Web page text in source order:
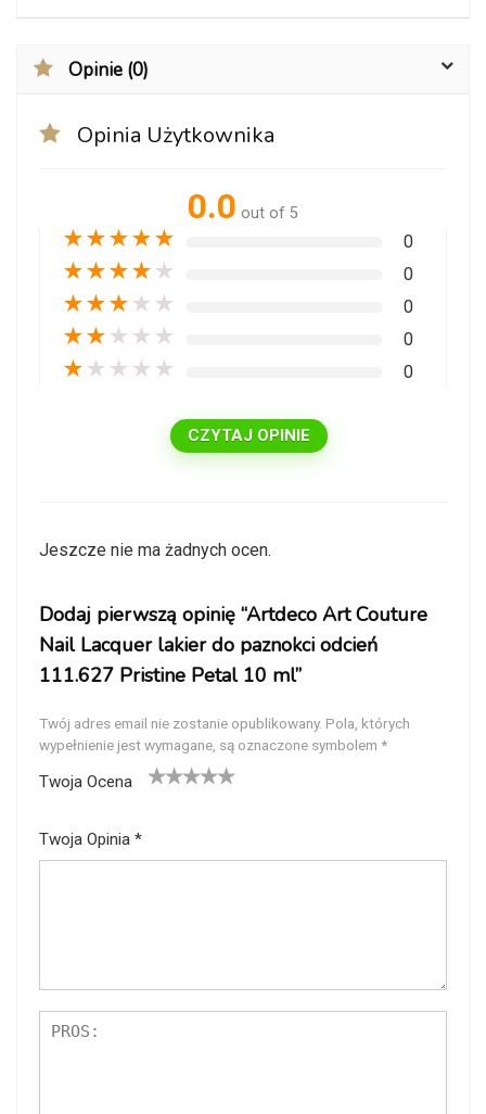
Opinie (0)
Opinia Użytkownika
0.0 out of 5
★★★★★ 0
★★★★ ★ 0
★★★ ★ ★ 0
★★ ★ ★ ★ 0
★ ★ ★ ★ ★ 0
CZYTAJ OPINIE
Jeszcze nie ma żadnych ocen.
Dodaj pierwszą opinię “Artdeco Art Couture
Nail Lacquer lakier do paznokci odcień
111.627 Pristine Petal 10 ml”
Twój adres email nie zostanie opublikowany. Pola, których
wypełnienie jest wymagane, są oznaczone symbolem *
Twoja Ocena
Twoja Opinia *